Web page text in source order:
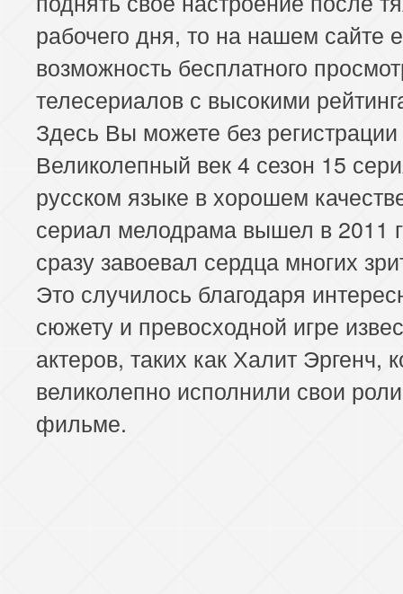
рабочего дня, то на нашем сайте
возможность бесплатного
телесериалов с высокими
Здесь Вы можете без регистрации
Великолепный век 4 сезон 15
русском языке в хорошем
сериал мелодрама вышел в 2011
сразу завоевал сердца многих
Это случилось благодаря
сюжету и превосходной игре
актеров, таких как Халит Эргенч,
великолепно исполнили свои
фильме.